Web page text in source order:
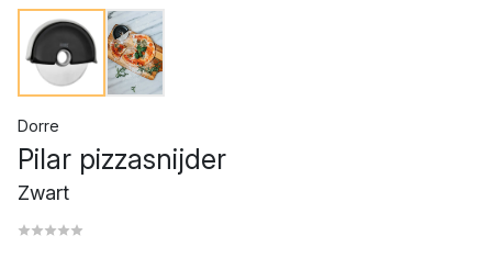
Dorre
Pilar pizzasnijder
Zwart